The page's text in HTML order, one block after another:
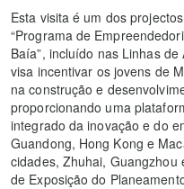
Esta visita é um dos
“Programa de
Baía”, incluído nas Linhas
visa incentivar os jovens de
na construção e
proporcionando uma
integrado da inovação e do
Guandong, Hong Kong e
cidades, Zhuhai, Guangzhou
de Exposição do